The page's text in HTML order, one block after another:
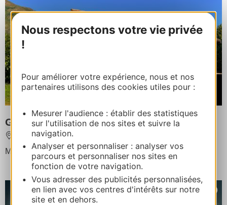
Nous respectons votre vie privée
!
Pour améliorer votre expérience, nous et nos
partenaires utilisons des cookies utiles pour :
Mesurer l'audience : établir des statistiques
sur l'utilisation de nos sites et suivre la
navigation.
Analyser et personnaliser : analyser vos
parcours et personnaliser nos sites en
fonction de votre navigation.
Vous adresser des publicités personnalisées,
en lien avec vos centres d'intérêts sur notre
site et en dehors.
390€
Gîte Chalet le Sédour 4 personnes
ARIGNAC
Maximale Aufnahmekapazität : 4 Personen